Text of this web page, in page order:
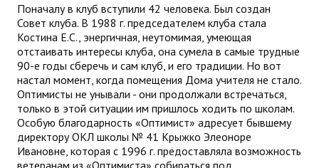
Поначалу в клуб вступили 42 человека. Был создан
Совет клуба. В 1988 г. председателем клуба стала
Костина Е.С., энергичная, неутомимая, умеющая
отстаивать интересы клуба, она сумела в самые трудные
90-е годы сберечь и сам клуб, и его традиции. Но вот
настал момент, когда помещения Дома учителя не стало.
Оптимисты не унывали - они продолжали встречаться,
только в этой ситуации им пришлось ходить по школам.
Особую благодарность «Оптимист» адресует бывшему
директору ОКЛ школы № 41 Крыжко Элеоноре
Ивановне, которая с 1996 г. предоставляла возможность
ветеранам из «Оптимиста» собираться под